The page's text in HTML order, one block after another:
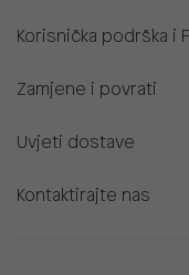
Korisnička podrška i
Zamjene i povrati
Uvjeti dostave
Kontaktirajte nas